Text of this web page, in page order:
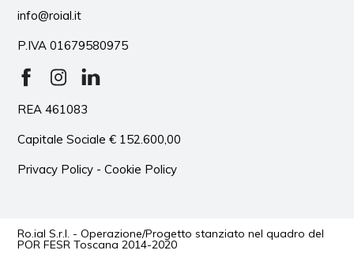
info@roial.it
P.IVA 01679580975
REA 461083
Capitale Sociale € 152.600,00
Privacy Policy -Cookie Policy
Ro.ial S.r.l. - Operazione/Progetto stanziato nel quadro del
POR FESR Toscana 2014-2020